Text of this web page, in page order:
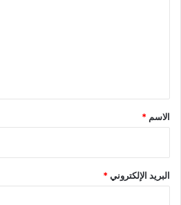
*
الاسم *
البريد الإلكتروني*